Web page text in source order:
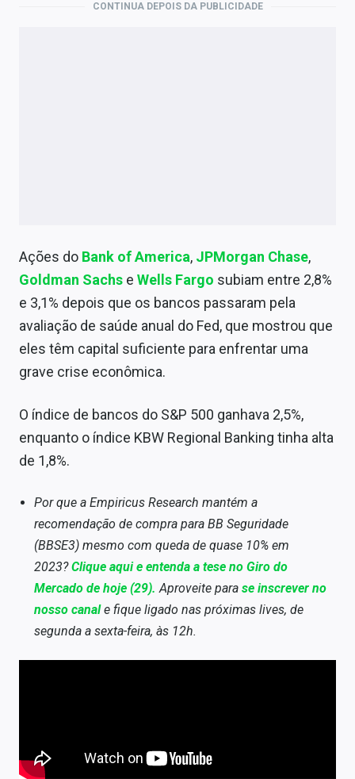
Expediente
Contato
CONTINUA DEPOIS DA PUBLICIDADE
Ações do Bank of America, JPMorgan Chase,
Goldman Sachs e Wells Fargo subiam entre 2,8%
e 3,1% depois que os bancos passaram pela
avaliação de saúde anual do Fed, que mostrou que
eles têm capital suficiente para enfrentar uma
grave crise econômica.
O índice de bancos do S&P 500 ganhava 2,5%,
enquanto o índice KBW Regional Banking tinha alta
de 1,8%.
Por que a Empiricus Research mantém a
recomendação de compra para BB Seguridade
(BBSE3) mesmo com queda de quase 10% em
2023? Clique aqui e entenda a tese no Giro do
Mercado de hoje (29). Aproveite parase inscrever no
nosso canale fique ligado nas próximas lives, de
segunda a sexta-feira, às 12h.